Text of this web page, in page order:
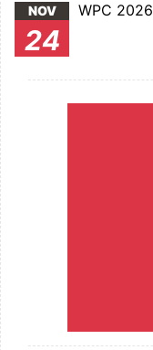
NOV
24
WPC 2026